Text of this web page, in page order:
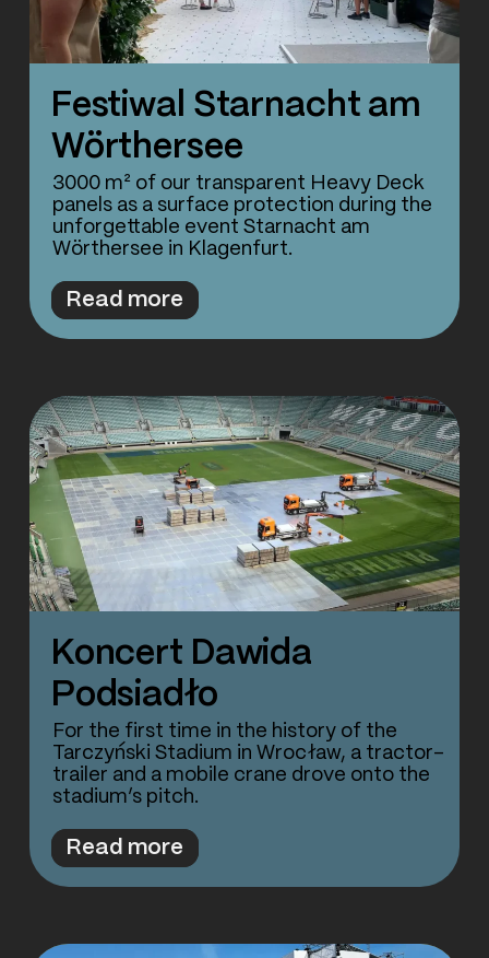
Festiwal Starnacht am
Wörthersee
3000 m² of our transparent Heavy Deck
panels as a surface protection during the
unforgettable event Starnacht am
Wörthersee in Klagenfurt.
Read more
Koncert Dawida
Podsiadło
For the first time in the history of the
Tarczyński Stadium in Wrocław, a tractor-
trailer and a mobile crane drove onto the
stadium’s pitch.
Read more